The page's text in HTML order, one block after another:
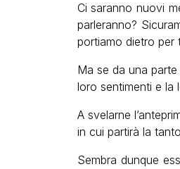
Ci saranno nuovi
parleranno?
portiamo dietro per
Ma se da una
loro sentimenti e la
A svelarne
in cui partirà la
Sembra dunque